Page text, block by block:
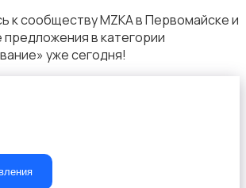
к сообществу MZKA в Первомайске и
в категории
уже сегодня!